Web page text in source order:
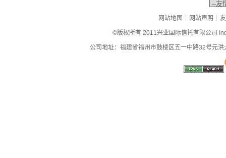
网站地图 | 网站声明 |
©版权所有 2011兴业国际信托有限公司
公司地址：福建省福州市鼓楼区五一中路32号元